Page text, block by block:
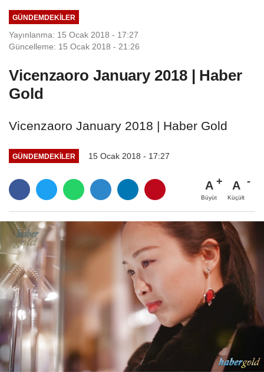
GÜNDEMDEKILER
Yayınlanma: 15 Ocak 2018 - 17:27
Güncelleme: 15 Ocak 2018 - 21:26
Vicenzaoro January 2018 | Haber
Gold
Vicenzaoro January 2018 | Haber Gold
GÜNDEMDEKILER 15 Ocak 2018 - 17:27
A
Büyüt
A
Küçült